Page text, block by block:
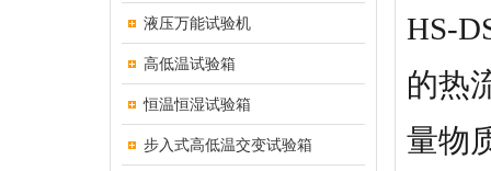
液压万能试验机
高低温试验箱
恒温恒湿试验箱
步入式高低温交变试验箱
HS-
的热
量物